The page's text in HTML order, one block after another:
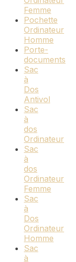
Femme
Pochette
Ordinateur
Homme
Porte-
documents
Sac
à
Dos
Antivol
Sac
à
dos
Ordinateur
Sac
à
dos
Ordinateur
Femme
Sac
à
Dos
Ordinateur
Homme
Sac
à